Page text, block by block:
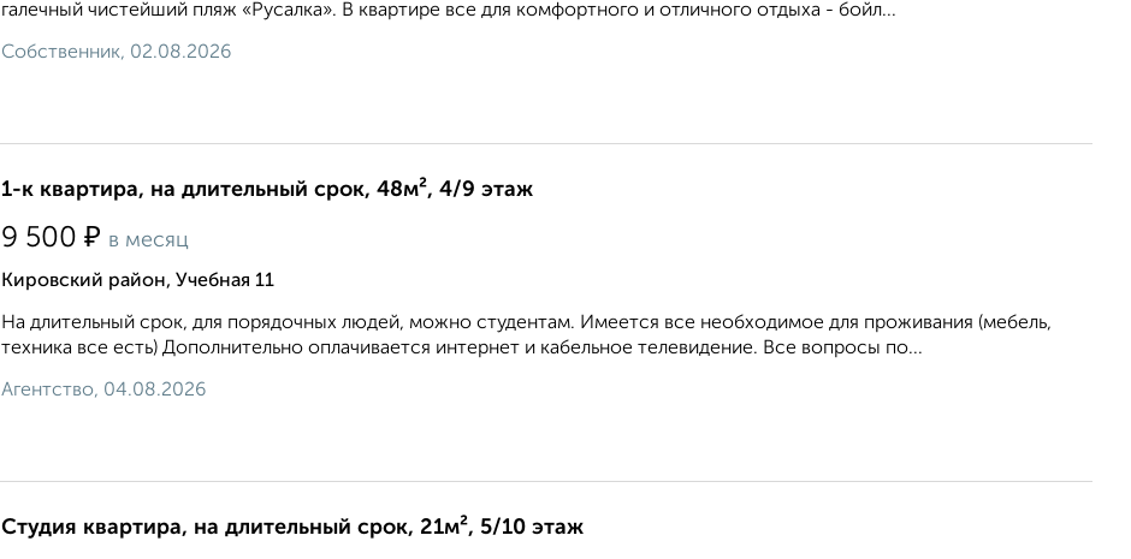
галечный чистейший пляж «Русалка». В квартире все для комфортного и отличного отдыха - бойл...
Собственник, 02.08.2026
1-к квартира, на длительный срок, 48м², 4/9 этаж
9 500 ₽ в месяц
Кировский район, Учебная 11
На длительный срок, для порядочных людей, можно студентам. Имеется все необходимое для проживания (мебель,
техника все есть) Дополнительно оплачивается интернет и кабельное телевидение. Все вопросы по...
Агентство, 04.08.2026
Студия квартира, на длительный срок, 21м², 5/10 этаж